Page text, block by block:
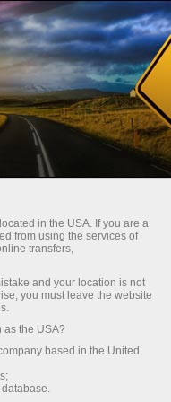
InstaTrade,
sepenuhnya
.Selain itu,
digunakan oleh
tahap perlindungan
menjadi
in the USA. If you are a
from using the services of
transfers,
and your location is not
you must leave the website
as the USA?
based in the United